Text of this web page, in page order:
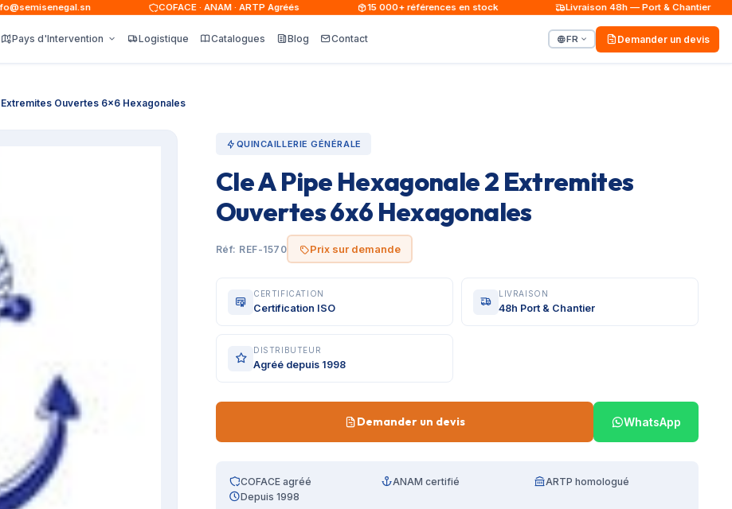
COFACE · ANAM · ARTP Agréés 15 000+ références en stock Livraison 48h — Port & Chantier
Pays d'Intervention Logistique Catalogues Blog Contact FR Demander un devis
Ouvertes 6x6 Hexagonales
QUINCAILLERIE GÉNÉRALE
Cle A Pipe Hexagonale 2 Extremites
Ouvertes 6x6 Hexagonales
Réf: REF-1570 Prix sur demande
CERTIFICATION
Certification ISO
LIVRAISON
48h Port & Chantier
DISTRIBUTEUR
Agréé depuis 1998
Demander un devis WhatsApp
COFACE agréé ANAM certifié
ARTP homologué
Depuis 1998